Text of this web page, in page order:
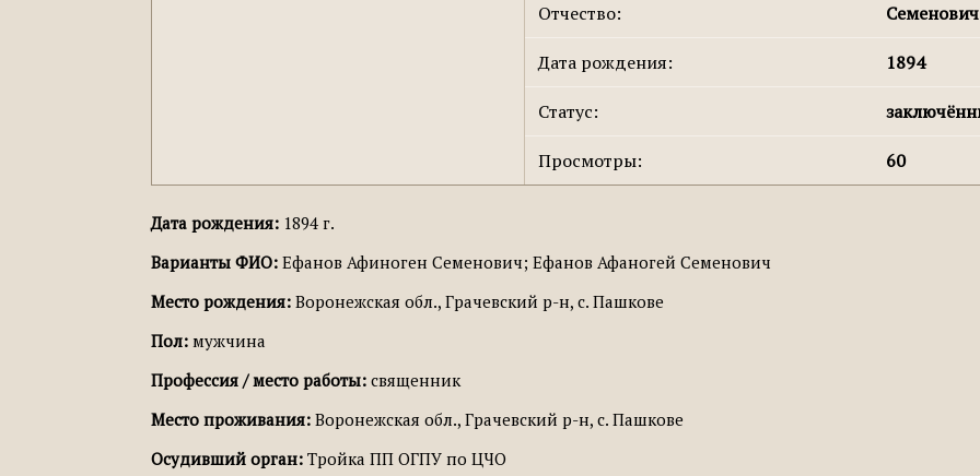
Отчество: Семенович
Дата рождения: 1894
Статус:
Просмотры: 60
Дата рождения: 1894 г.
Варианты ФИО: Ефанов Афиноген Семенович; Ефанов Афаногей Семенович
Место рождения: Воронежская обл., Грачевский р-н, с. Пашкове
Пол: мужчина
Профессия / место работы: священник
Место проживания: Воронежская обл., Грачевский р-н, с. Пашкове
Осудивший орган: Тройка ПП ОГПУ по ЦЧО